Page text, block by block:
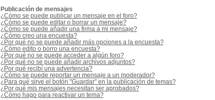
Publicación de mensajes
¿Cómo se puede publicar un mensaje en el foro?
¿Cómo se puede editar o borrar un mensaje?
¿Cómo se puede añadir una firma a mi mensaje?
¿Cómo creo una encuesta?
¿Por qué no se puede añadir más opciones a la encuesta?
¿Cómo edito o borro una encuesta?
¿Por qué no se puede acceder a algún foro?
¿Por qué no se puede añadir archivos adjuntos?
¿Por qué recibí una advertencia?
¿Cómo se puede reportar un mensaje a un moderador?
¿Para qué sirve el botón "Guardar" en la publicación de temas?
¿Por qué mis mensajes necesitan ser aprobados?
¿Cómo hago para reactivar un tema?